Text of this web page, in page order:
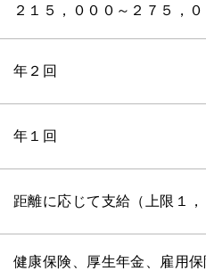
２１５，０００～２７５，
年２回
年１回
距離に応じて支給（上限１，
健康保険、厚生年金、雇用